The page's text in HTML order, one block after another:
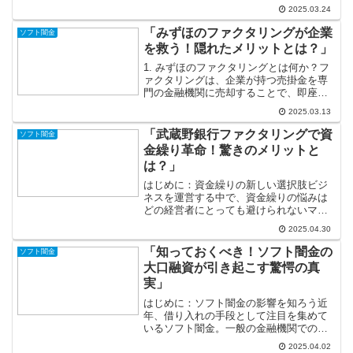
ルが訪れることもありますよね。そんな
時、頼りになる資金が必要になってくる
ことも少なくありません。そこで考えに
浮かぶのがソフト闇金です...
2025.03.24
ソフト闇金
「みずほのファクタリングが企業
を救う！隠れたメリットとは？」
1. みずほのファクタリングとは何か？フ
ァクタリングは、企業が持つ売掛金を専
門の金融機関に売却することで、即座に
資金を調達できる仕組みです。中でも、
みずほ銀行のファクタリングサービス
は、その迅速さと柔軟性から、多くの企
業に支持されています。...
2025.03.13
ソフト闇金
「武蔵野銀行ファクタリングで資
金繰り革命！驚きのメリットと
は？」
はじめに：資金繰りの新しい選択肢ビジ
ネスを運営する中で、資金繰りの悩みは
どの経営者にとっても避けられないマス
トテーマです。特に、売上が上がってい
るにもかかわらず、資金が不足している
という状況は、経営者にとって心苦しい
ものです。しかし、そんな...
2025.04.30
ソフト闇金
「知っておくべき！ソフト闇金の
大口融資が引き起こす驚愕の真
実」
はじめに：ソフト闇金の影響を知ろう近
年、借り入れの手段として注目を集めて
いるソフト闇金。一般の金融機関での融
資が難しい人々にとって、ソフト闇金は
2025.04.02